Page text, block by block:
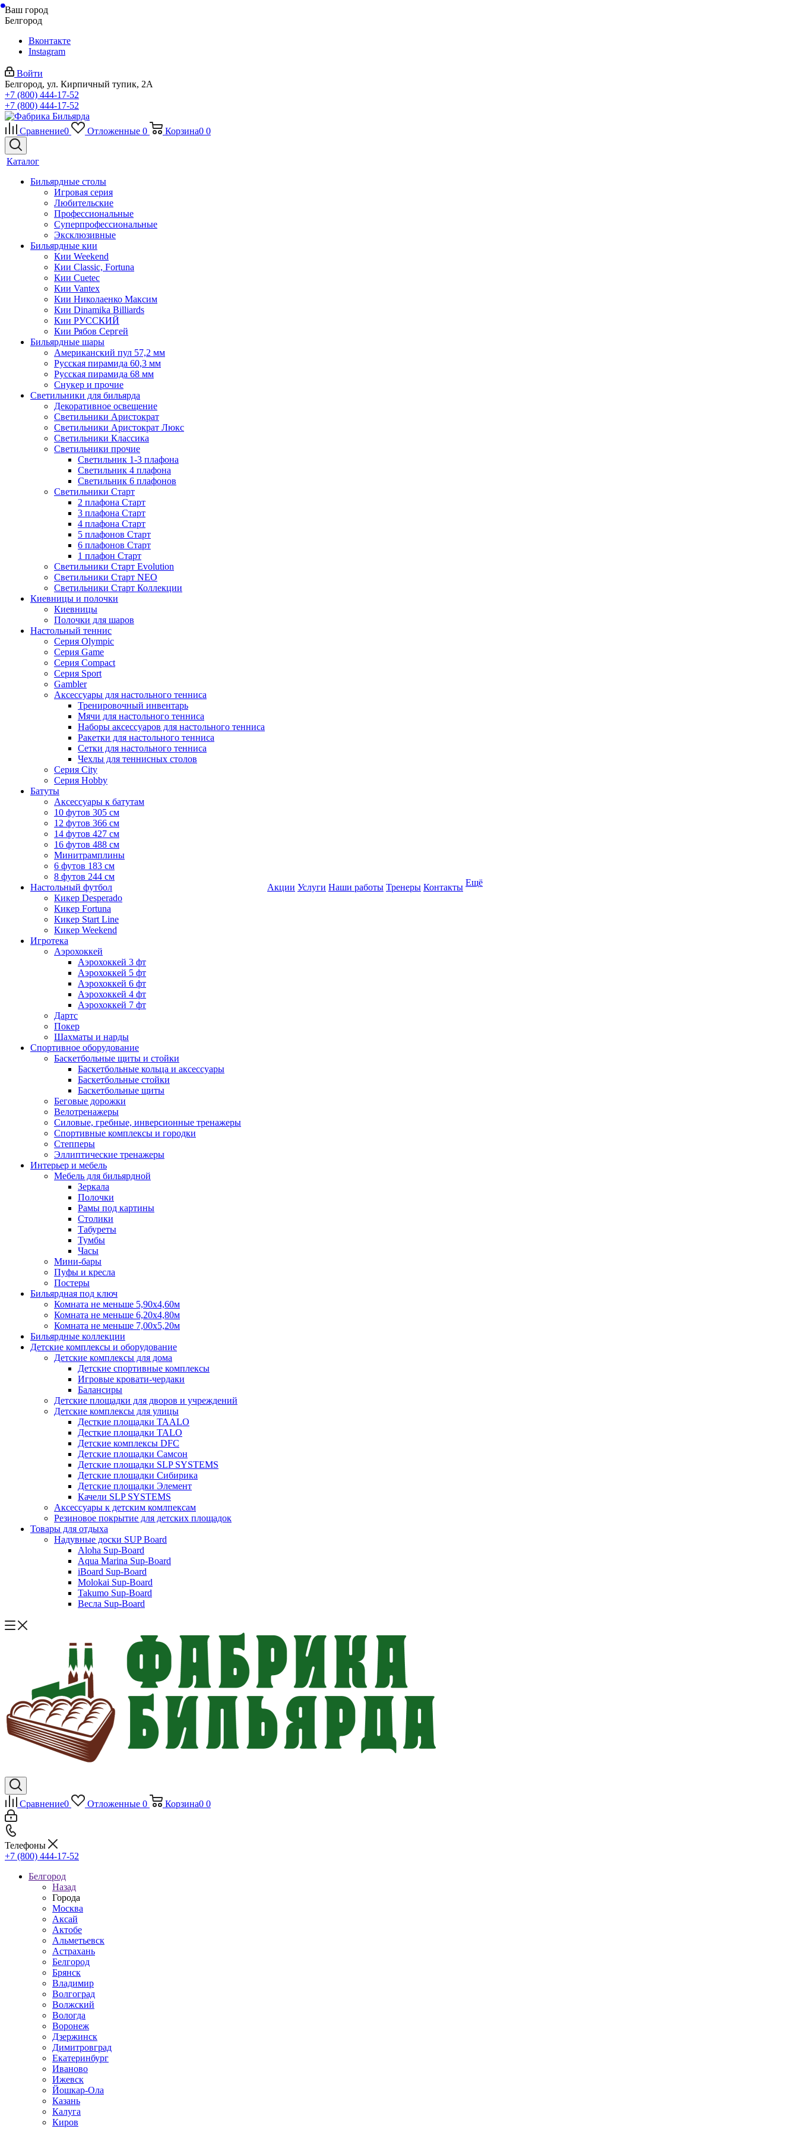
Ваш город
Белгород
Вконтакте
Instagram
Войти
Белгород, ул. Кирпичный тупик, 2А
+7 (800) 444-17-52
+7 (800) 444-17-52
Сравнение0 Отложенные 0 Корзина0 0
Каталог
Бильярдные столы
Игровая серия
Любительские
Профессиональные
Суперпрофессиональные
Эксклюзивные
Бильярдные кии
Кии Weekend
Кии Classic, Fortuna
Кии Cuetec
Кии Vantex
Кии Николаенко Максим
Кии Dinamika Billiards
Кии РУССКИЙ
Кии Рябов Сергей
Бильярдные шары
Американский пул 57,2 мм
Русская пирамида 60,3 мм
Русская пирамида 68 мм
Снукер и прочие
Светильники для бильярда
Декоративное освещение
Светильники Аристократ
Светильники Аристократ Люкс
Светильники Классика
Светильники прочие
Светильник 1-3 плафона
Светильник 4 плафона
Светильник 6 плафонов
Светильники Старт
2 плафона Старт
3 плафона Старт
4 плафона Старт
5 плафонов Старт
6 плафонов Старт
1 плафон Старт
Светильники Старт Evolution
Светильники Старт NEO
Светильники Старт Коллекции
Киевницы и полочки
Киевницы
Полочки для шаров
Настольный теннис
Серия Olympic
Серия Game
Серия Compact
Серия Sport
Gambler
Аксессуары для настольного тенниса
Тренировочный инвентарь
Мячи для настольного тенниса
Наборы аксессуаров для настольного тенниса
Ракетки для настольного тенниса
Сетки для настольного тенниса
Чехлы для теннисных столов
Серия City
Серия Hobby
Батуты
Аксессуары к батутам
10 футов 305 см
12 футов 366 см
14 футов 427 см
16 футов 488 см
Минитрамплины
6 футов 183 см
8 футов 244 см
Настольный футбол
Кикер Desperado
Кикер Fortuna
Кикер Start Line
Кикер Weekend
Игротека
Аэрохоккей
Аэрохоккей 3 фт
Аэрохоккей 5 фт
Аэрохоккей 6 фт
Аэрохоккей 4 фт
Аэрохоккей 7 фт
Дартс
Покер
Шахматы и нарды
Спортивное оборудование
Баскетбольные щиты и стойки
Баскетбольные кольца и аксессуары
Баскетбольные стойки
Баскетбольные щиты
Беговые дорожки
Велотренажеры
Силовые, гребные, инверсионные тренажеры
Спортивные комплексы и городки
Степперы
Эллиптические тренажеры
Интерьер и мебель
Мебель для бильярдной
Зеркала
Полочки
Рамы под картины
Столики
Табуреты
Тумбы
Часы
Мини-бары
Пуфы и кресла
Постеры
Бильярдная под ключ
Комната не меньше 5,90х4,60м
Комната не меньше 6,20х4,80м
Комната не меньше 7,00х5,20м
Бильярдные коллекции
Детские комплексы и оборудование
Детские комплексы для дома
Детские спортивные комплексы
Игровые кровати-чердаки
Балансиры
Детские площадки для дворов и учреждений
Детские комплексы для улицы
Десткие площадки TAALO
Десткие площадки TALO
Детские комплексы DFC
Детские площадки Самсон
Детские площадки SLP SYSTEMS
Детские площадки Сибирика
Детские площадки Элемент
Качели SLP SYSTEMS
Аксессуары к детским комлпексам
Резиновое покрытие для детских площадок
Товары для отдыха
Надувные доски SUP Board
Aloha Sup-Board
Aqua Marina Sup-Board
iBoard Sup-Board
Molokai Sup-Board
Takumo Sup-Board
Весла Sup-Board
Акции Услуги Наши работы Тренеры Контакты Ещё
Сравнение0 Отложенные 0 Корзина0 0
Телефоны
+7 (800) 444-17-52
Белгород
Назад
Города
Москва
Аксай
Актобе
Альметьевск
Астрахань
Белгород
Брянск
Владимир
Волгоград
Волжский
Вологда
Воронеж
Дзержинск
Димитровград
Екатеринбург
Иваново
Ижевск
Йошкар-Ола
Казань
Калуга
Киров